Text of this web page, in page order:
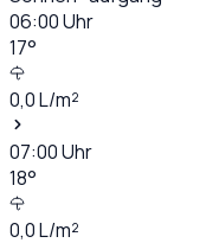
06:00Uhr
17°
0,0L/m²
07:00Uhr
18°
0,0L/m²